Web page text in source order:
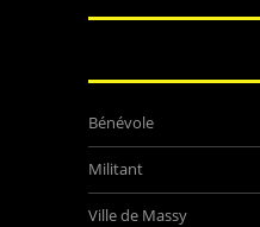
Bénévole
Militant
Ville de Massy